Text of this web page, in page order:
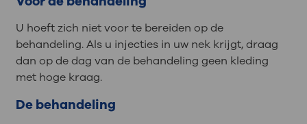
U hoeft zich niet voor te bereiden op de
behandeling. Als u injecties in uw nek krijgt, draag
dan op de dag van de behandeling geen kleding
met hoge kraag.
De behandeling